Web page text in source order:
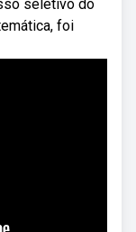
seletivo do
foi